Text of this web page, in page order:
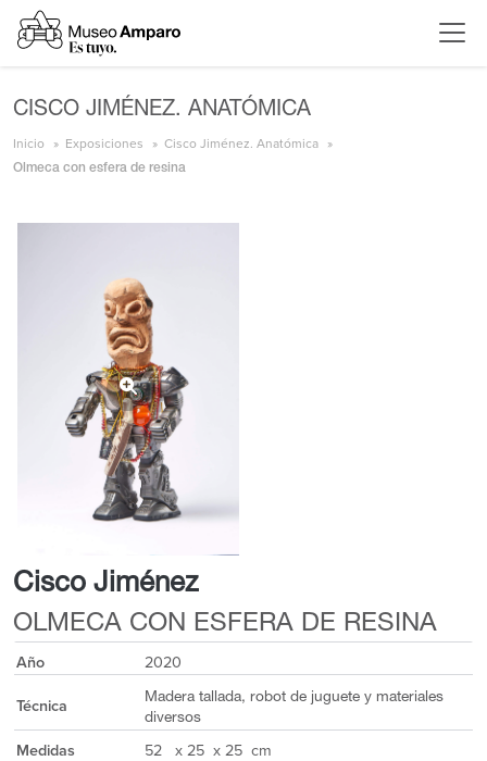
CISCO JIMÉNEZ. ANATÓMICA
Inicio Exposiciones Cisco Jiménez. Anatómica
Olmeca con esfera de resina
Cisco Jiménez
OLMECA CON ESFERA DE RESINA
Año 2020
Técnica
Madera tallada, robot de juguete y materiales
diversos
Medidas
52 x 25 x 25 cm